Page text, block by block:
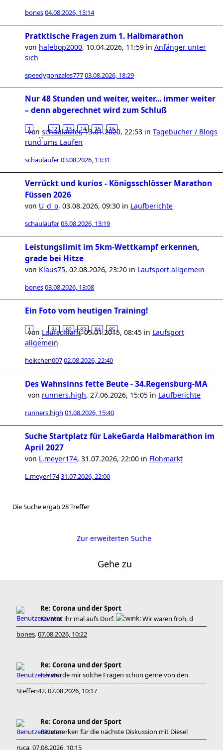
bones04.08.2026, 13:14
Pratktische Fragen zum 1. Halbmarathon
von halebop2000, 10.04.2026, 11:59 in Anfänger unter
sich
speedygonzales77703.08.2026, 18:29
Nur 48 Stunden und weiter, weiter... immer weiter
– denn abgerechnet wird zum Schluß
1
…
12 13 14 15 16
von schauläufer,13.01.2020, 22:53 in Tagebücher / Blogs
rund ums Laufen
schauläufer03.08.2026, 13:31
Verrückt und kurios - Königsschlösser Marathon
Füssen 2026
von U_d_o, 03.08.2026, 09:30 in Laufberichte
schauläufer03.08.2026, 13:19
Leistungslimit im 5km-Wettkampf erkennen,
grade bei Hitze
von Klaus75, 02.08.2026, 23:20 in Laufsport allgemein
bones03.08.2026, 13:08
Ein Foto vom heutigen Training!
1
…
81 82 83 84 85
von Laufschlaffi,05.01.2015, 08:45 in Laufsport
allgemein
heikchen00702.08.2026, 22:40
Des Wahnsinns fette Beute - 34.Regensburg-MA
von runners.high, 27.06.2026, 15:05 in Laufberichte
runners.high 01.08.2026, 15:40
Suche Startplatz für LakeGarda Halbmarathon im
April 2027
von L.meyer174, 31.07.2026, 22:00 in Flohmarkt
L.meyer17431.07.2026, 22:00
Die Suche ergab 28 Treffer
Zur erweiterten Suche
Gehe zu
Re: Corona und der Sport
Kommt ihr mal aufs Dorf.
Wir waren froh, d
bones, 07.08.2026, 10:22
Re: Corona und der Sport
Ich würde mir solche Fragen schon gerne von den
Steffen42, 07.08.2026, 10:17
Re: Corona und der Sport
Bitte merken für die nächste Diskussion mit Diesel
ruca, 07.08.2026, 10:15